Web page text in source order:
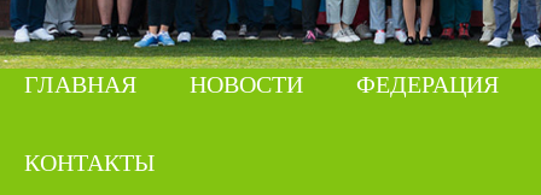
ГЛАВНАЯ НОВОСТИ ФЕДЕРАЦИЯ
КОНТАКТЫ